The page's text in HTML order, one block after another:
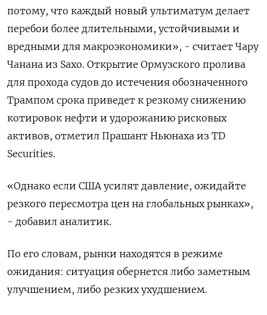
потому, что каждый новый ультиматум делает
перебои более длительными, устойчивыми и
вредными для макроэкономики», - считает Чару
Чанана из Saxo. Открытие Ормузского пролива
для прохода судов до истечения обозначенного
Трампом срока приведет к резкому снижению
котировок нефти и удорожанию рисковых
активов, отметил Прашант Ньюнаха из TD
Securities.
«Однако если США усилят давление, ожидайте
резкого пересмотра ​цен на глобальных рынках»,
- ⁠добавил аналитик.
По его словам, рынки находятся в режиме
ожидания: ситуация обернется либо заметным
улучшением, либо резких ухудшением.